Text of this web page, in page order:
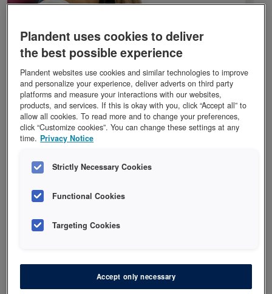
Gir fornøyde pasienter
Planmeca FIT er en fullstendig
strømlinjeformet arbeidsflyt for en enklere
til flere timeavtaler, kan pasienten bli
behandlet i løpet av ett besøk - helt uten
midlertidige kroner eller konvensjonelle
avtrykk. Behandlinger kan utføres så raskt
som på en time.
Plandent uses cookies to deliver
the best possible experience
Plandent websites use cookies and similar technologies to improve
and personalize your experience, deliver adverts on third party
platforms and measure your interactions with our websites,
products, and services. If this is okay with you, click “Accept all” to
allow all cookies. To read more and to change your preferences,
click “Customize cookies”. You can change these settings at any
time. Privacy Notice
Strictly Necessary Cookies
Functional Cookies
Targeting Cookies
Accept only necessary